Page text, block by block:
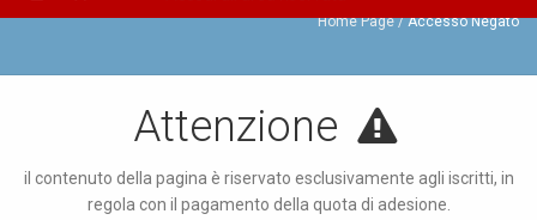
Home Page Accesso Negato
Attenzione
il contenuto della pagina è riservato esclusivamente agli iscritti, in
regola con il pagamento della quota di adesione.